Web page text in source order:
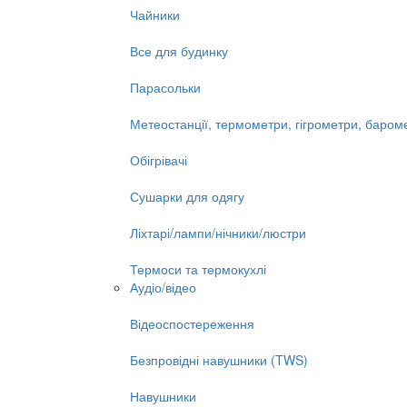
Чайники
Все для будинку
Парасольки
Метеостанції, термометри, гігрометри,
Обігрівачі
Сушарки для одягу
Ліхтарі/лампи/нічники/люстри
Термоси та термокухлі
Аудіо/відео
Відеоспостереження
Безпровідні навушники (TWS)
Навушники